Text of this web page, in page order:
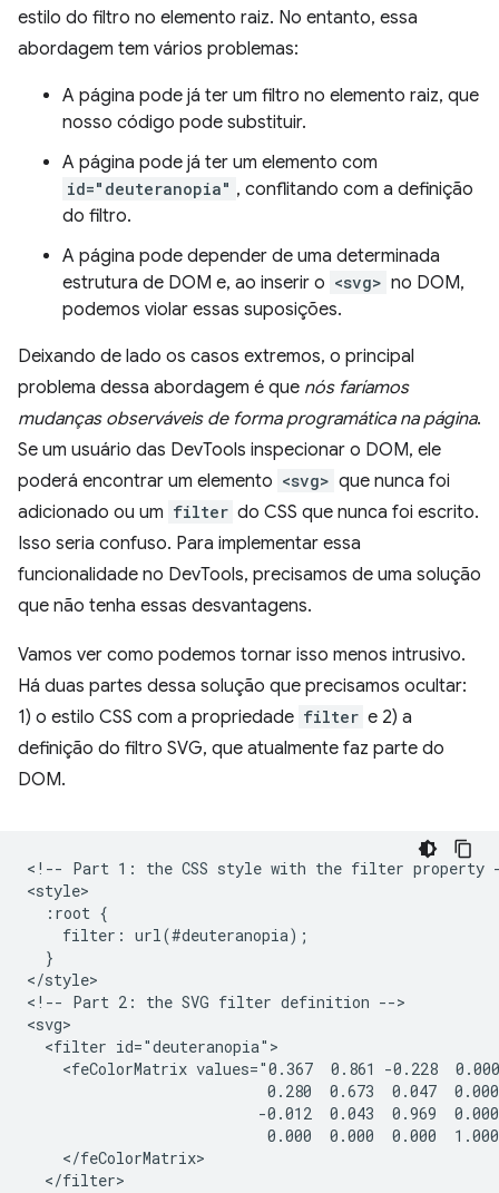
estilo do filtro no elemento raiz. No entanto, essa
abordagem tem vários problemas:
A página pode já ter um filtro no elemento raiz, que
nosso código pode substituir.
A página pode já ter um elemento com
id="deuteranopia" , conflitando com a definição
do filtro.
A página pode depender de uma determinada
estrutura de DOM e, ao inserir o <svg> no DOM,
podemos violar essas suposições.
Deixando de lado os casos extremos, o principal
problema dessa abordagem é que nós faríamos
mudanças observáveis de forma programática na página.
Se um usuário das DevTools inspecionar o DOM, ele
poderá encontrar um elemento <svg> que nunca foi
adicionado ou um filter do CSS que nunca foi escrito.
Isso seria confuso. Para implementar essa
funcionalidade no DevTools, precisamos de uma solução
que não tenha essas desvantagens.
Vamos ver como podemos tornar isso menos intrusivo.
Há duas partes dessa solução que precisamos ocultar:
1) o estilo CSS com a propriedade filter e 2) a
definição do filtro SVG, que atualmente faz parte do
DOM.
<!-- Part 1: the CSS style with the filter property
<style>
  :root {
    filter: url(#deuteranopia);
  }
</style>
<!-- Part 2: the SVG filter definition -->
<svg>
  <filter id="deuteranopia">
<feColorMatrix values="0.367  0.861 -0.228
0.280  0.673  0.047
-0.012  0.043  0.969
0.000  0.000  0.000
    </feColorMatrix>
  </filter>